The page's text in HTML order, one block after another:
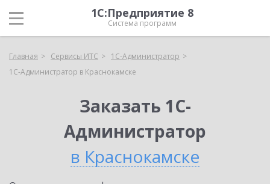
1С:Предприятие 8
Система программ
Главная Сервисы ИТС
1С-Администратор
1С-Администратор в Краснокамске
Заказать 1С-
Администратор
в Краснокамске